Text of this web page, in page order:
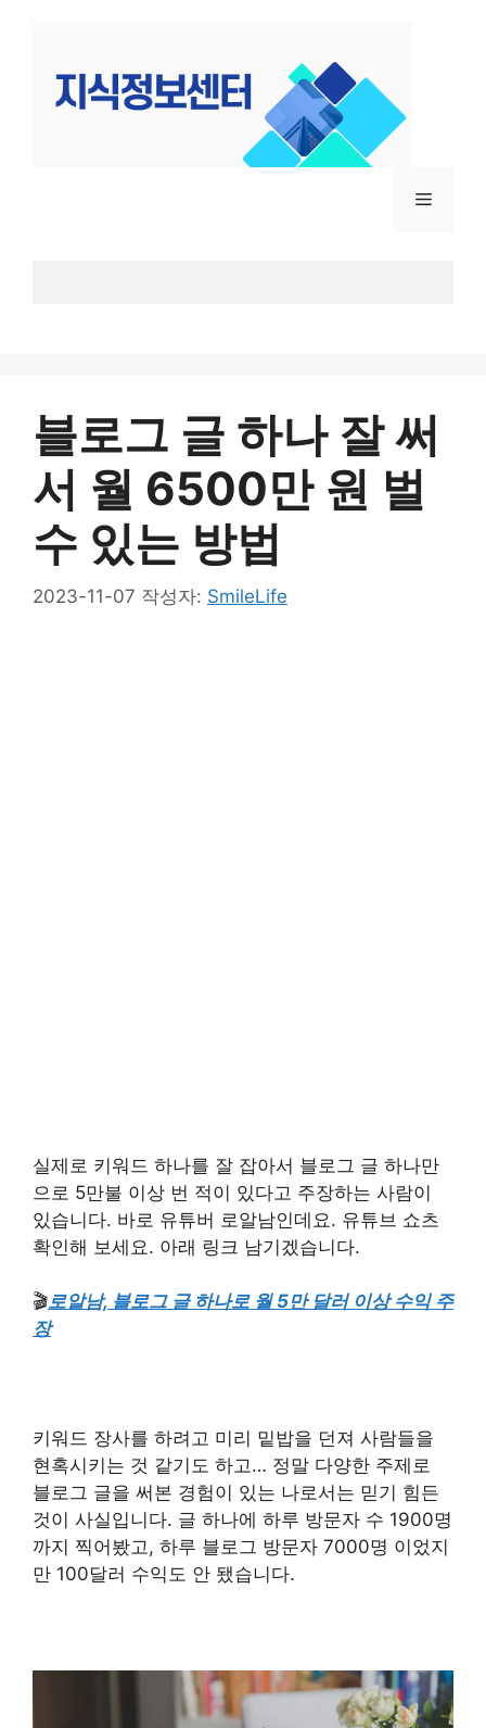
메
블로그 글 하나 잘 써
서 월 6500만 원 벌
수 있는 방법
2023-11-07 작성자: SmileLife
실제로 키워드 하나를 잘 잡아서 블로그 글 하나만
으로 5만불 이상 번 적이 있다고 주장하는 사람이
있습니다. 바로 유튜버 로알남인데요. 유튜브 쇼츠
확인해 보세요. 아래 링크 남기겠습니다.
🎬로알남, 블로그 글 하나로 월 5만 달러 이상 수익 주
장
키워드 장사를 하려고 미리 밑밥을 던져 사람들을
현혹시키는 것 같기도 하고… 정말 다양한 주제로
블로그 글을 써본 경험이 있는 나로서는 믿기 힘든
것이 사실입니다. 글 하나에 하루 방문자 수 1900명
까지 찍어봤고, 하루 블로그 방문자 7000명 이었지
만 100달러 수익도 안 됐습니다.